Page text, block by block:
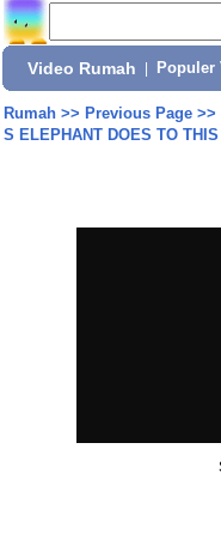
Video Rumah Populer
Rumah>> Previous Page>>
S ELEPHANT DOES TO